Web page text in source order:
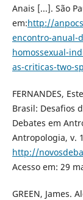
Anais [...]. São
em:http://
encontro-anual-
homossexual-
as-criticas-two-
FERNANDES,
Brasil: Desafios
Debates em
Antropologia, v.
http://
Acesso em: 29
GREEN, James.